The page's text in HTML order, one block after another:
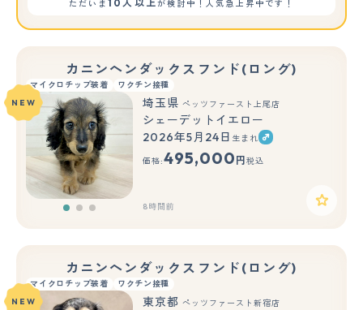
ただいま10人以上が検討中！人気急上昇中です！
カニンヘンダックスフンド(ロング)
マイクロチップ装着 ワクチン接種
もっと見る
NEW 埼玉県 ペッツファースト上尾店
シェーデットイエロー
2026年5月24日 生まれ
価格:495,000 円 税込
8時間前
カニンヘンダックスフンド(ロング)
マイクロチップ装着 ワクチン接種
NEW 東京都 ペッツファースト新宿店